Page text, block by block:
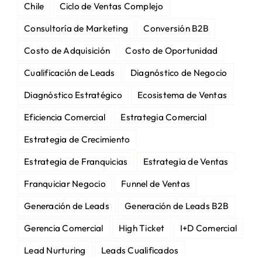
Chile
Ciclo de Ventas Complejo
Consultoría de Marketing
Conversión B2B
Costo de Adquisición
Costo de Oportunidad
Cualificación de Leads
Diagnóstico de Negocio
Diagnóstico Estratégico
Ecosistema de Ventas
Eficiencia Comercial
Estrategia Comercial
Estrategia de Crecimiento
Estrategia de Franquicias
Estrategia de Ventas
Franquiciar Negocio
Funnel de Ventas
Generación de Leads
Generación de Leads B2B
Gerencia Comercial
High Ticket
I+D Comercial
Lead Nurturing
Leads Cualificados